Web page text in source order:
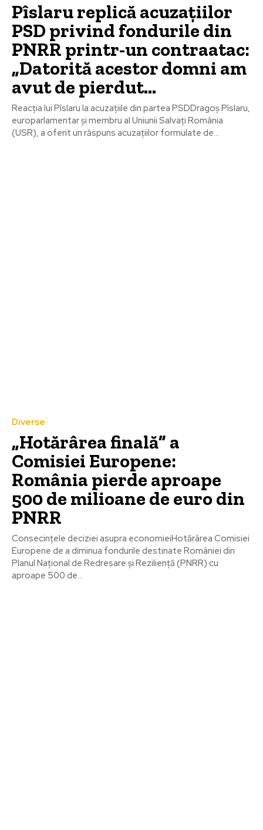
Pîslaru replică acuzațiilor
PSD privind fondurile din
PNRR printr-un contraatac:
„Datorită acestor domni am
avut de pierdut…
Reacția lui Pîslaru la acuzațiile din partea PSDDragoș Pîslaru,
europarlamentar și membru al Uniunii Salvați România
(USR), a oferit un răspuns acuzațiilor formulate de...
Diverse
„Hotărârea finală” a
Comisiei Europene:
România pierde aproape
500 de milioane de euro din
PNRR
Consecințele deciziei asupra economieiHotărârea Comisiei
Europene de a diminua fondurile destinate României din
Planul Național de Redresare și Reziliență (PNRR) cu
aproape 500 de...